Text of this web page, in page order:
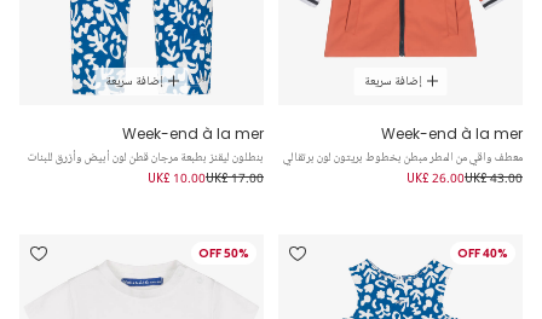
إضافة سريعة
Week-end à la mer
معطف واقي من المطر مبطن بخطوط بريتون لون برتقالي
UK£ 43.00
UK£ 26.00
إضافة سريعة
Week-end à la mer
بنطلون ليقنز بطبعة مرجان قطن لون أبيض وأزرق للبنات
UK£ 17.00
UK£ 10.00
40% OFF
50% OFF